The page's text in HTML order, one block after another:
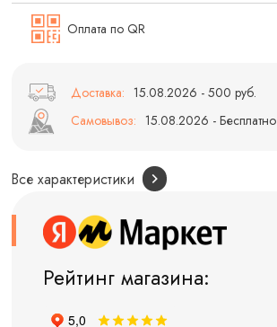
Оплата по QR
Доставка: 15.08.2026 - 500 руб.
Самовывоз: 15.08.2026 - Бесплатно
Все характеристики
Рейтинг магазина: